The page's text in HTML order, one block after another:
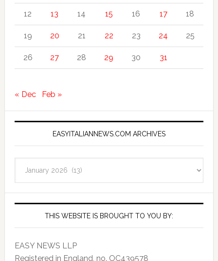
12 13 14 15 16 17 18
19 20 21 22 23 24 25
26 27 28 29 30 31
« Dec Feb »
EASYITALIANNEWS.COM ARCHIVES
THIS WEBSITE IS BROUGHT TO YOU BY:
EASY NEWS LLP
Registered in England, no. OC439578